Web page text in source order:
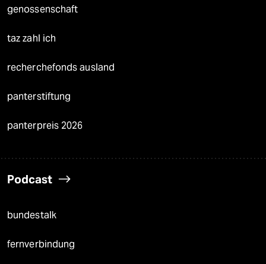
genossenschaft
taz zahl ich
recherchefonds ausland
panterstiftung
panterpreis 2026
Podcast
bundestalk
fernverbindung